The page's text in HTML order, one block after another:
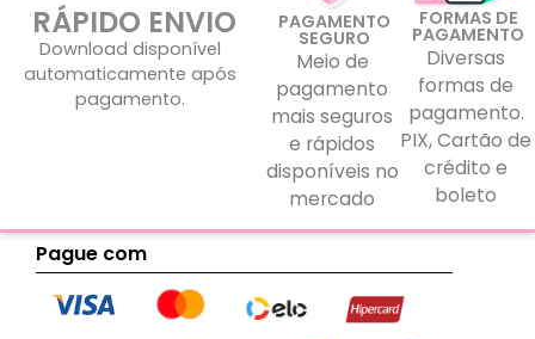
RÁPIDO ENVIO
Download disponível
automaticamente após
pagamento.
PAGAMENTO
SEGURO
Meio de
pagamento
mais seguros
e rápidos
disponíveis no
mercado
FORMAS DE
PAGAMENTO
Diversas
formas de
pagamento.
PIX, Cartão de
crédito e
boleto
Pague com